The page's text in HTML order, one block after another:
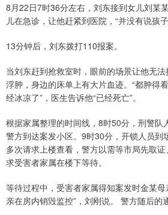
8月22日7时36分左右，刘东接到女儿刘某
儿在急诊，让他赶紧到医院，“并没有说孩子
13分钟后，刘东拨打110报案。
当刘东赶到抢救室时，眼前的场景让他无法
浮肿，身边的床单上有大片血迹。“都肿得
经冰凉了”，医生告诉他“已经死亡”。
根据家属整理的时间线，8时50分，刑警队
警方到达案发小区。9时30分，开锁人员到
多次请求上楼查看，警方以需等市局先取
求受害者家属在楼下等待。
等待过程中，受害者家属得知案发时金某
亲在房内销毁监控”，刘刚说。 警方随后的